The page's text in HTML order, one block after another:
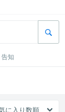
告知